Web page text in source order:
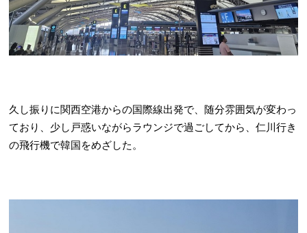
久し振りに関西空港からの国際線出発で、随分雰囲気が変わっ
ており、少し戸惑いながらラウンジで過ごしてから、仁川行き
の飛行機で韓国をめざした。